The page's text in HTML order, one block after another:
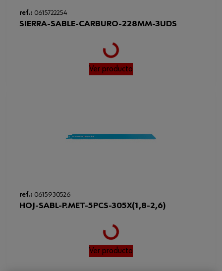
ref.: 0615722254
SIERRA-SABLE-CARBURO-228MM-3UDS
Loading...
Ver producto
ref.: 0615930526
HOJ-SABL-P.MET-5PCS-305X(1,8-2,6)
Loading...
Ver producto